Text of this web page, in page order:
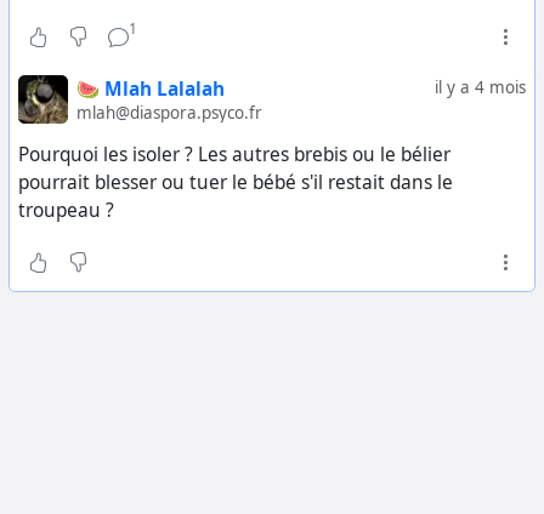
1
il y a 4 mois
🍉 Mlah Lalalah
mlah@diaspora.psyco.fr
Pourquoi les isoler ? Les autres brebis ou le bélier
pourrait blesser ou tuer le bébé s'il restait dans le
troupeau ?